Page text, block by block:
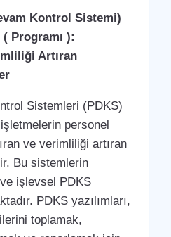
Kontrol Sistemi)
( Programı ):
Artıran
Sistemleri (PDKS)
personel
ve verimliliği artıran
Bu sistemlerin
işlevsel PDKS
PDKS yazılımları,
toplamak,